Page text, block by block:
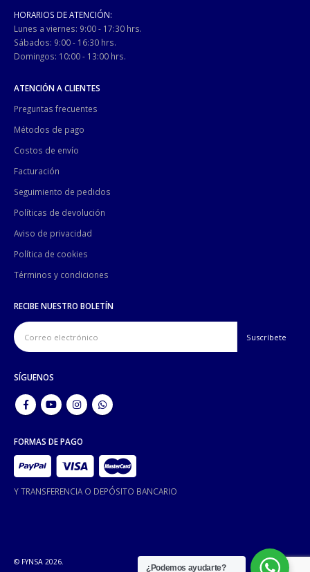
HORARIOS DE ATENCIÓN:
Lunes a viernes: 9:00 - 17:30 hrs.
Sábados: 9:00 - 16:30 hrs.
Domingos: 10:00 - 13:00 hrs.
ATENCIÓN A CLIENTES
Preguntas frecuentes
Métodos de pago
Costos de envío
Facturación
Seguimiento de pedidos
Políticas de devolución
Aviso de privacidad
Política de cookies
Términos y condiciones
RECIBE NUESTRO BOLETÍN
SÍGUENOS
FORMAS DE PAGO
Y TRANSFERENCIA O DEPÓSITO BANCARIO
© FYNSA 2026.
¿Podemos ayudarte?